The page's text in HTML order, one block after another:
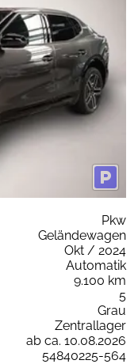
Pkw
Geländewagen
Okt / 2024
Automatik
9.100 km
5
Grau
Zentrallager
ab ca. 10.08.2026
54840225-564